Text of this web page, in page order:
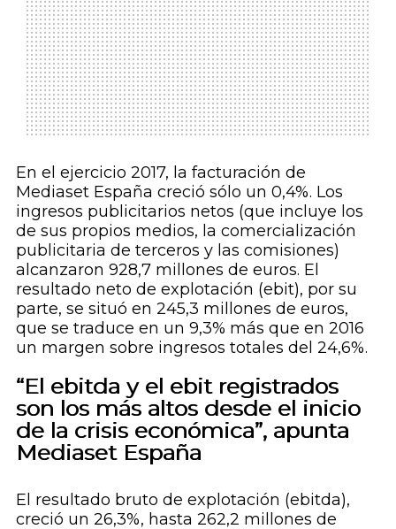
En el ejercicio 2017, la facturación de
Mediaset España creció sólo un 0,4%. Los
ingresos publicitarios netos (que incluye los
de sus propios medios, la comercialización
publicitaria de terceros y las comisiones)
alcanzaron 928,7 millones de euros. El
resultado neto de explotación (ebit), por su
parte, se situó en 245,3 millones de euros,
que se traduce en un 9,3% más que en 2016
un margen sobre ingresos totales del 24,6%.
“El ebitda y el ebit registrados
son los más altos desde el inicio
de la crisis económica”, apunta
Mediaset España
El resultado bruto de explotación (ebitda),
creció un 26,3%, hasta 262,2 millones de